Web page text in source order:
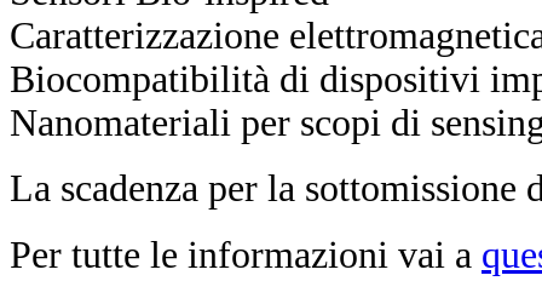
Caratterizzazione
Biocompatibilità di dispositivi
Nanomateriali per scopi di
La scadenza per la
Per tutte le informazioni vai a